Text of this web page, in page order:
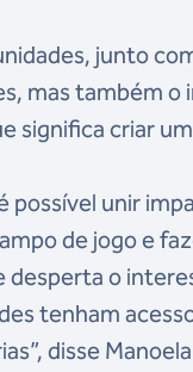
junto
mas também
significa criar
possível unir
de jogo e
desperta o
tenham
disse